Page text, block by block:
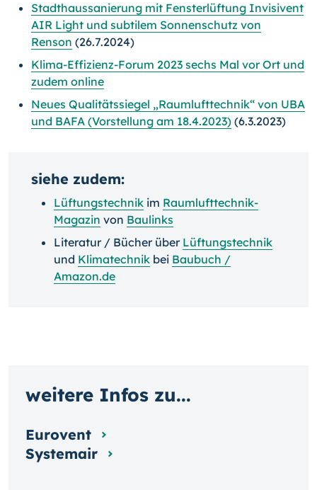
Stadthaussanierung mit Fensterlüftung Invisivent
AIR Light und subtilem Sonnenschutz von
Renson (26.7.2024)
Klima-Effizienz-Forum 2023 sechs Mal vor Ort und
zudem online
Neues Qualitätssiegel „Raumlufttechnik“ von UBA
und BAFA (Vorstellung am 18.4.2023) (6.3.2023)
siehe zudem:
Lüftungstechnik im Raumlufttechnik-
Magazin von Baulinks
Literatur / Bücher über Lüftungstechnik
und Klimatechnik bei Baubuch /
Amazon.de
weitere Infos zu...
Eurovent
Systemair